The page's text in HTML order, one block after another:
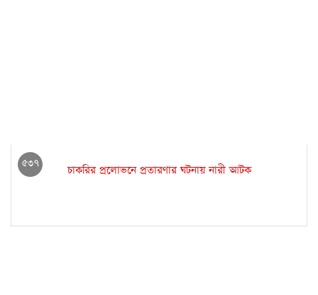
৫৩৭ চাকরির প্রলোভনে প্রতারণার ঘটনায় নারী আটক